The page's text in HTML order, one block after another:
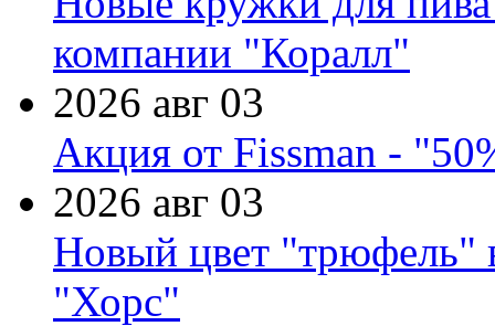
компании "Коралл"
2026 авг 03
Акция от Fissman -
2026 авг 03
Новый цвет "трюфель"
"Хорс"